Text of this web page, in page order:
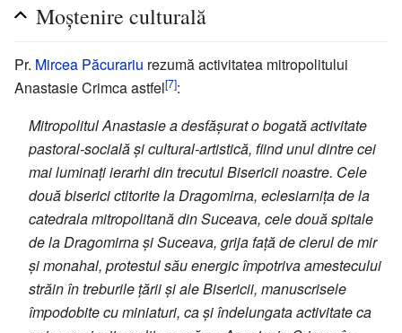
Moștenire culturală
Pr. Mircea Păcurariu rezumă activitatea mitropolitului
Anastasie Crimca astfel[7]:
Mitropolitul Anastasie a desfăşurat o bogată activitate
pastoral-socială şi cultural-artistică, fiind unul dintre cei
mai luminaţi ierarhi din trecutul Bisericii noastre. Cele
două biserici ctitorite la Dragomirna, eclesiarnița de la
catedrala mitropolitană din Suceava, cele două spitale
de la Dragomirna şi Suceava, grija faţă de clerul de mir
şi monahal, protestul său energic împotriva amestecului
străin în treburile ţării şi ale Bisericii, manuscrisele
împodobite cu miniaturi, ca şi îndelungata activitate ca